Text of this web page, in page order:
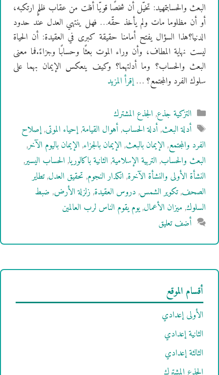
البعث والحسابتمهيد: تخيّل أن شخصًا قويّا أفلت من عقاب ظلمٍ ارتكبه،
أو أن مظلوما مات ولم يأخذ حقّه… فهل ينتهي العدل عند حدود
الدنيا؟هذا السؤال يفتح أمامنا حقيقة كبرى في العقيدة: أن الحياة
ليست نهاية المطاف، وأن وراء الموت بعثًا وحسابًا وجزاءً.فما معنى
البعث والحساب؟ وما أدلتهما؟ وكيف ينعكس الإيمان بهما على
سلوك الفرد والمجتمع؟ …إقرأ المزيد
التصنيفات
التزكية جذع,الجذع المشترك
الوسوم
أدلة البعث,أدلة الحساب,أهوال القيامة,إحياء الموتى,إصلاح
الفرد والمجتمع,الإيمان بالبعث,الإيمان بالجزاء,الإيمان باليوم الآخر,
البعث والحساب,التربية الإسلامية,الثانية باكالوريا,الحساب اليسير,
النشأة الأولى والنشأة الآخرة,انكدار النجوم,تحقيق العدل,تطاير
الصحف,تكوير الشمس,دروس العقيدة,زلزلة الأرض,ضبط
السلوك,ميزان الأعمال,يوم يقوم الناس لرب العالمين
أضف تعليق
أقسام الموقع
الأولى إعدادي
الثانية إعدادي
الثالثة إعدادي